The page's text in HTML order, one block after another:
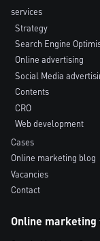
services
Strategy
Search Engine
Online advertising
Social Media
Contents
CRO
Web development
Cases
Online marketing blog
Vacancies
Contact
Online